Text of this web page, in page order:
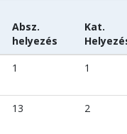
Absz.
helyezés
Kat.
1 1
13 2